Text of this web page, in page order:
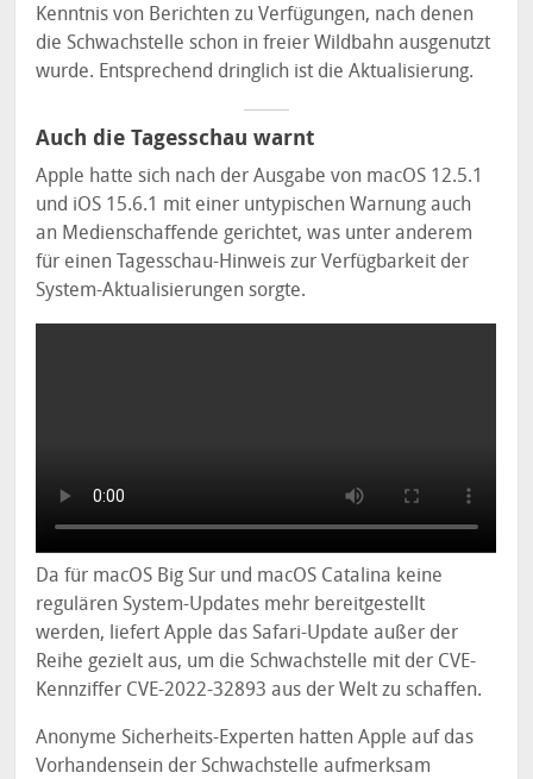
Kenntnis von Berichten zu Verfügungen, nach denen
die Schwachstelle schon in freier Wildbahn ausgenutzt
wurde. Entsprechend dringlich ist die Aktualisierung.
Auch die Tagesschau warnt
Apple hatte sich nach der Ausgabe von macOS 12.5.1
und iOS 15.6.1 mit einer untypischen Warnung auch
an Medienschaffende gerichtet, was unter anderem
für einen Tagesschau-Hinweis zur Verfügbarkeit der
System-Aktualisierungen sorgte.
Da für macOS Big Sur und macOS Catalina keine
regulären System-Updates mehr bereitgestellt
werden, liefert Apple das Safari-Update außer der
Reihe gezielt aus, um die Schwachstelle mit der CVE-
Kennziffer CVE-2022-32893 aus der Welt zu schaffen.
Anonyme Sicherheits-Experten hatten Apple auf das
Vorhandensein der Schwachstelle aufmerksam